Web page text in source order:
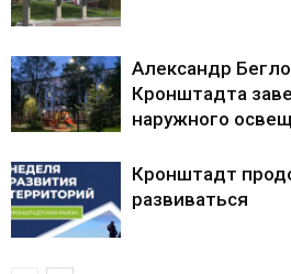
Александр
Кронштадта
наружного
Кронштадт
развиваться